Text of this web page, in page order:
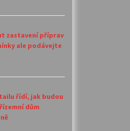
zastavení příprav
ale podávejte
řídí, jak budou
dům